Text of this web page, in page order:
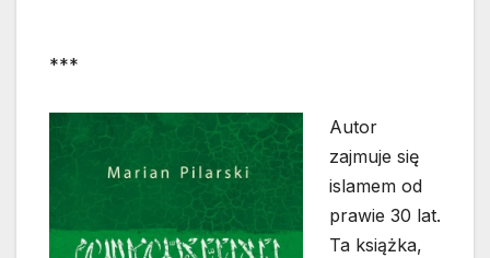
***
Autor
zajmuje się
islamem od
prawie 30 lat.
Ta książka,